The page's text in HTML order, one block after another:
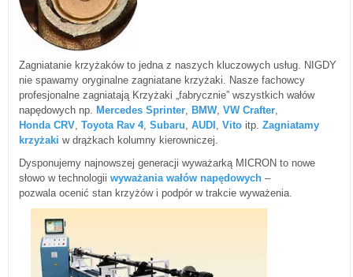
Zagniatanie krzyżaków to jedna z naszych kluczowych usług. NIGDY
nie spawamy oryginalne zagniatane krzyżaki. Nasze fachowcy
profesjonalne zagniatają Krzyżaki „fabrycznie” wszystkich wałów
napędowych np. Mercedes Sprinter, BMW, VW Crafter,
Honda CRV, Toyota Rav 4, Subaru, AUDI , Vitoitp. Zagniatamy
krzyżaki w drążkach kolumny kierowniczej.
Dysponujemy najnowszej generacji wyważarką MICRON to nowe
słowo w technologii wyważania wałów napędowych–
pozwala ocenić stan krzyżów i podpór w trakcie wyważenia.